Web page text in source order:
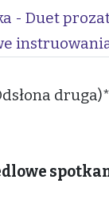
- Duet
druga)*